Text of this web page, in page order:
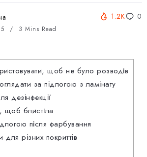
3 Mins Read
1.2K 0
щоб не було розводів
за підлогою з ламінату
дезінфекції
щоб блистіла
після фарбування
різних покриттів